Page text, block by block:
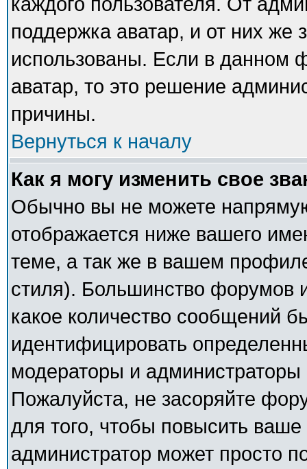
поддержка аватар, и от них же
использованы. Если в данном
аватар, то это решение
причины.
Вернуться к началу
Как я могу изменить свое
Обычно вы не можете
отображается ниже вашего
теме, а так же в вашем
стиля). Большинство форумов
какое количество сообщений
идентифицировать
модераторы и
Пожалуйста, не засоряйте
для того, чтобы повысить
администратор может просто